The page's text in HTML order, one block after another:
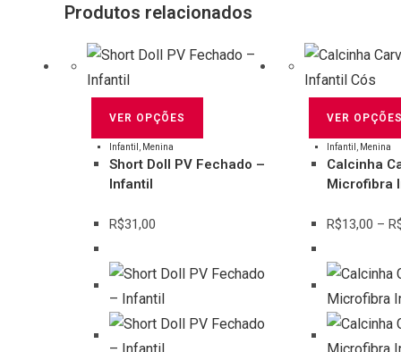
Produtos relacionados
VER OPÇÕES
várias
ser
na
Infantil Menina
Short Doll PV Fechado –
Infantil
R$31,00
VER OPÇÕES
Infantil Menina
Calcinha
Microfibra
R$13,00 –